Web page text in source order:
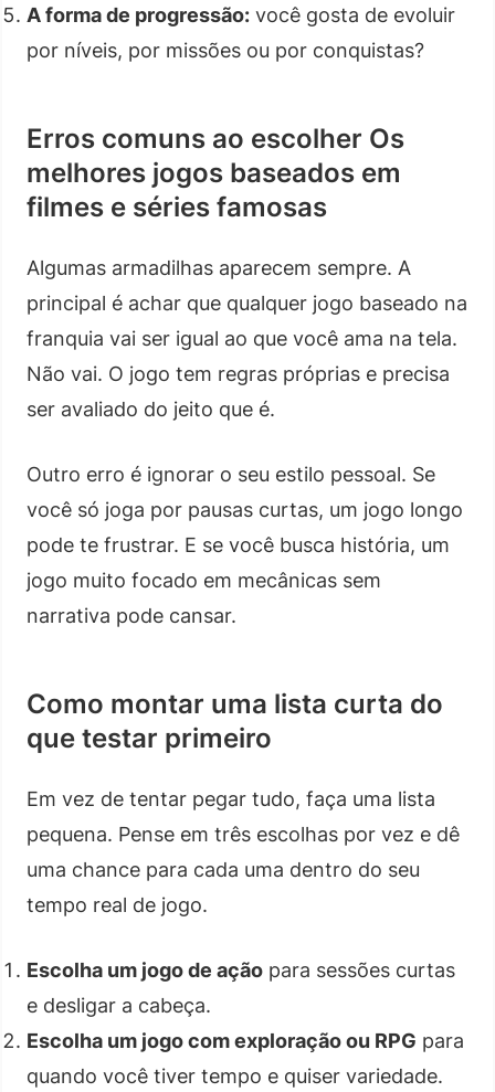
A forma de progressão: você gosta de evoluir
por níveis, por missões ou por conquistas?
Erros comuns ao escolher Os
melhores jogos baseados em
filmes e séries famosas
Algumas armadilhas aparecem sempre. A
principal é achar que qualquer jogo baseado na
franquia vai ser igual ao que você ama na tela.
Não vai. O jogo tem regras próprias e precisa
ser avaliado do jeito que é.
Outro erro é ignorar o seu estilo pessoal. Se
você só joga por pausas curtas, um jogo longo
pode te frustrar. E se você busca história, um
jogo muito focado em mecânicas sem
narrativa pode cansar.
Como montar uma lista curta do
que testar primeiro
Em vez de tentar pegar tudo, faça uma lista
pequena. Pense em três escolhas por vez e dê
uma chance para cada uma dentro do seu
tempo real de jogo.
Escolha um jogo de ação para sessões curtas
e desligar a cabeça.
Escolha um jogo com exploração ou RPG para
quando você tiver tempo e quiser variedade.